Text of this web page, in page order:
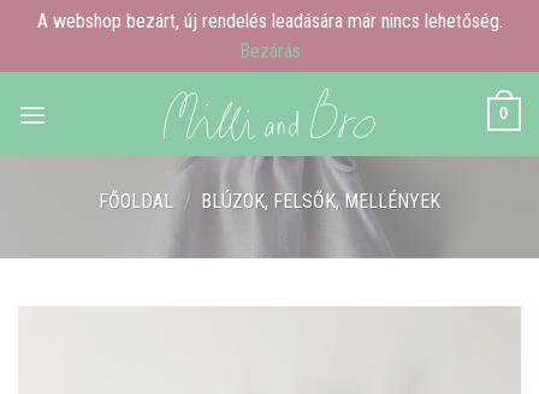
A webshop bezárt, új rendelés leadására már nincs lehetőség.
Bezárás
0
FŐOLDAL / BLÚZOK, FELSŐK, MELLÉNYEK